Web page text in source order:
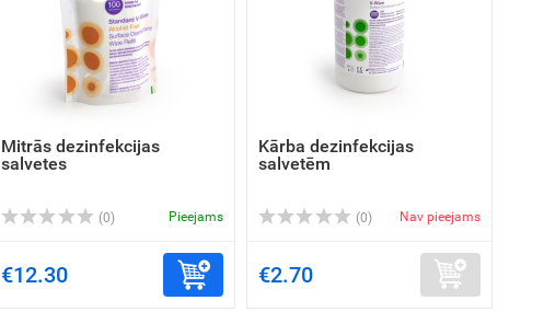
Mitrās dezinfekcijas
salvetes
(0) Pieejams
€12.30
Kārba dezinfekcijas
salvetēm
(0) Nav pieejams
€2.70